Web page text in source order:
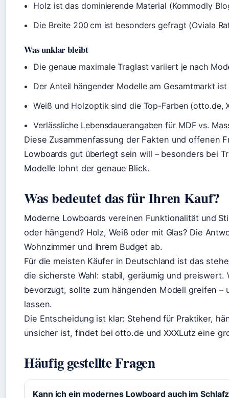
Holz ist das dominierende Material (Kommodly
Die Breite 200 cm ist besonders gefragt (Oviala
Was unklar bleibt
Die genaue maximale Traglast variiert je nach
Der Anteil hängender Modelle am Gesamtmarkt
Weiß und Holzoptik sind die Top-Farben (otto.de,
Verlässliche Lebensdauerangaben für MDF vs.
Diese Zusammenfassung der Fakten und offenen
Lowboards gut überlegt sein will – besonders bei
Modelle lohnt der genaue Blick.
Was bedeutet das für Ihren Kauf?
Moderne Lowboards vereinen Funktionalität und
oder hängend? Holz, Weiß oder mit Glas? Die
Wohnzimmer und Ihrem Budget ab.
Für die meisten Käufer in Deutschland ist das
die sicherste Wahl: stabil, geräumig und
bevorzugt, sollte zum hängenden Modell greifen –
lassen.
Die Entscheidung ist klar: Stehend für Praktiker,
unsicher ist, findet bei otto.de und XXXLutz eine
Häufig gestellte Fragen
Kann ich ein modernes Lowboard auch im